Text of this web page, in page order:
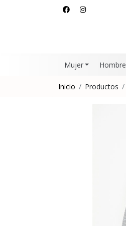
Mujer Hombre
Inicio Productos